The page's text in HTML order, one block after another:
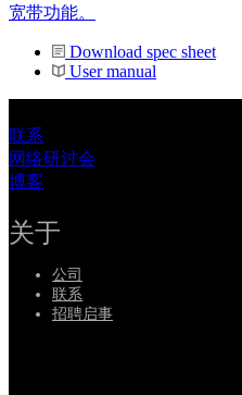
宽带功能。
Download spec sheet
User manual
联系
网络研讨会
博客
关于
公司
联系
招聘启事